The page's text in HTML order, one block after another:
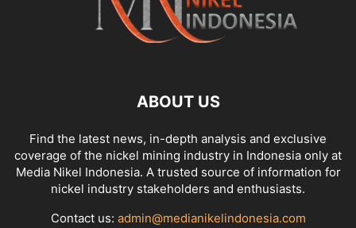
ABOUT US
Find the latest news, in-depth analysis and exclusive
coverage of the nickel mining industry in Indonesia only at
Media Nikel Indonesia. A trusted source of information for
nickel industry stakeholders and enthusiasts.
Contact us: admin@medianikelindonesia.com